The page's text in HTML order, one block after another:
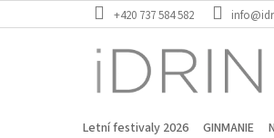
na
+420 737 584 582
Letní festivaly 2026 GINMANIE